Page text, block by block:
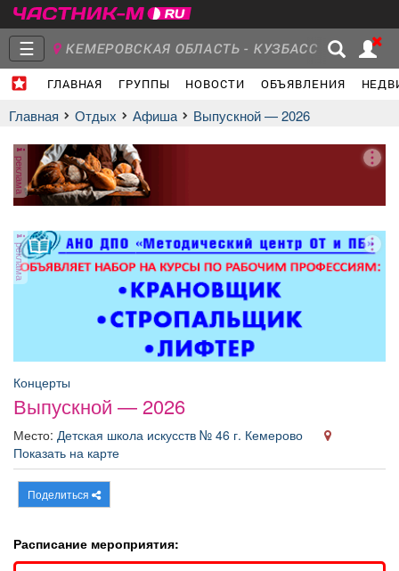
☰ КЕМЕРОВСКАЯ ОБЛАСТЬ - КУЗБАСС
ГЛАВНАЯ ГРУППЫ НОВОСТИ ОБЪЯВЛЕНИЯ
Объявления Недвижимость Услуги
Афиша Обучение
Товары
Главная Отдых афиша Выпускной — 2026
реклама
реклама
Концерты
Выпускной — 2026
Место: Детская школа искусств № 46 г. Кемерово
Показать на карте
Поделиться
Расписание мероприятия: